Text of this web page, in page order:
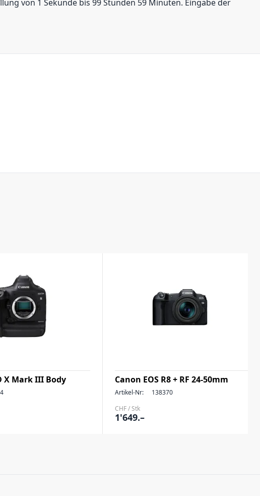
von 1 Sekunde bis 99 Stunden 59 Minuten. Eingabe der
X Mark III Body Canon EOS R8 + RF 24-50mm
Artikel-Nr:
138370
CHF / Stk
1'649.–